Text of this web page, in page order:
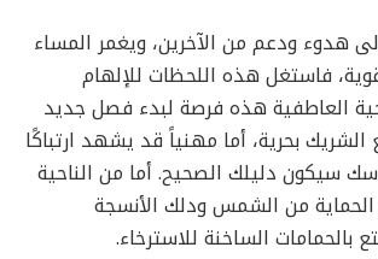
هدوء ودعم من الآخرين، ويغمر المساء
فاستغل هذه اللحظات للإلهام
العاطفية هذه فرصة لبدء فصل جديد
بحرية، أما مهنياً قد يشهد ارتباكًا
سيكون دليلك الصحيح. أما من الناحية
من الشمس ودلك الأنسجة
بالحمامات الساخنة للاسترخاء.